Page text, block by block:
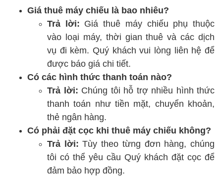
Giá thuê máy chiếu là bao nhiêu?
Trả lời: Giá thuê máy chiếu phụ thuộc
vào loại máy, thời gian thuê và các dịch
vụ đi kèm. Quý khách vui lòng liên hệ để
được báo giá chi tiết.
Có các hình thức thanh toán nào?
Trả lời: Chúng tôi hỗ trợ nhiều hình thức
thanh toán như tiền mặt, chuyển khoản,
thẻ ngân hàng.
Có phải đặt cọc khi thuê máy chiếu không?
Trả lời: Tùy theo từng đơn hàng, chúng
tôi có thể yêu cầu Quý khách đặt cọc để
đảm bảo hợp đồng.